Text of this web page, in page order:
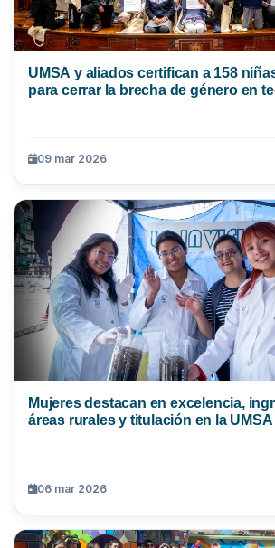
UMSA y aliados certifican a 158
para cerrar la brecha de género en
09 mar 2026
Mujeres destacan en excelencia,
áreas rurales y titulación en la UMSA
06 mar 2026